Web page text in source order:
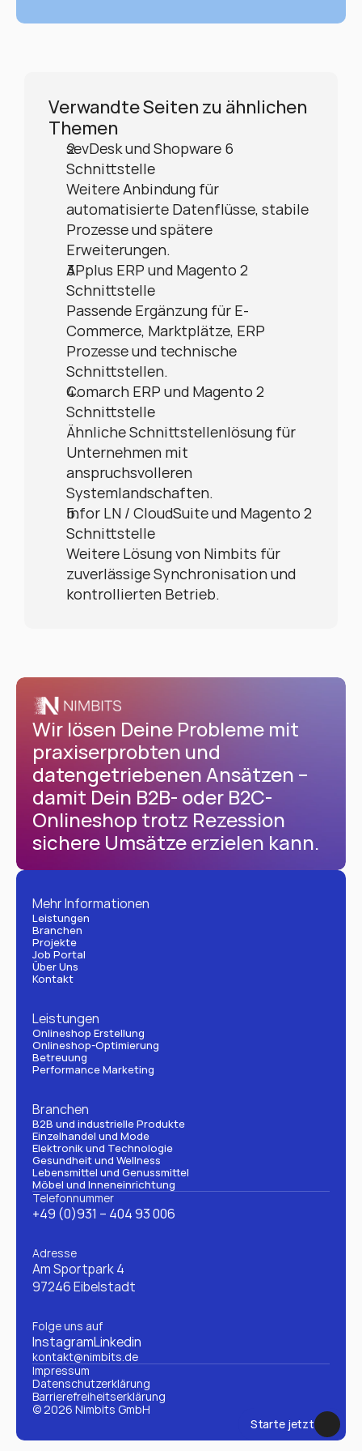
Starte jetzt
Verwandte Seiten zu ähnlichen
Themen
sevDesk und Shopware 6
Schnittstelle
Weitere Anbindung für
automatisierte Datenflüsse, stabile
Prozesse und spätere
Erweiterungen.
APplus ERP und Magento 2
Schnittstelle
Passende Ergänzung für E-
Commerce, Marktplätze, ERP
Prozesse und technische
Schnittstellen.
Comarch ERP und Magento 2
Schnittstelle
Ähnliche Schnittstellenlösung für
Unternehmen mit
anspruchsvolleren
Systemlandschaften.
Infor LN / CloudSuite und Magento 2
Schnittstelle
Weitere Lösung von Nimbits für
zuverlässige Synchronisation und
kontrollierten Betrieb.
Wir lösen Deine Probleme mit
praxiserprobten und
datengetriebenen Ansätzen –
damit Dein B2B- oder B2C-
Onlineshop trotz Rezession
sichere Umsätze erzielen kann.
Mehr Informationen
Leistungen
Branchen
Projekte
Job Portal
Über Uns
Kontakt
Leistungen
Onlineshop Erstellung
Onlineshop-Optimierung
Betreuung
Performance Marketing
Branchen
B2B und industrielle Produkte
Einzelhandel und Mode
Elektronik und Technologie
Gesundheit und Wellness
Lebensmittel und Genussmittel
Möbel und Inneneinrichtung
kontakt@nimbits.de
Telefonnummer
+49 (0)931 – 404 93 006
Adresse
Am Sportpark 4
97246 Eibelstadt
Folge uns auf
InstagramLinkedin
Impressum
Datenschutzerklärung
Barrierefreiheitserklärung
© 2026 Nimbits GmbH